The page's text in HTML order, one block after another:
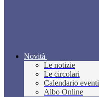
Novità
Le notizie
Le circolari
Calendario eventi
Albo Online